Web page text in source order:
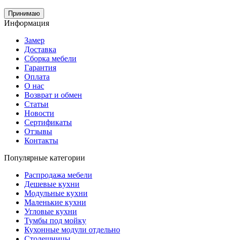
Принимаю
Информация
Замер
Доставка
Сборка мебели
Гарантия
Оплата
О нас
Возврат и обмен
Статьи
Новости
Сертификаты
Отзывы
Контакты
Популярные категории
Распродажа мебели
Дешевые кухни
Модульные кухни
Маленькие кухни
Угловые кухни
Тумбы под мойку
Кухонные модули отдельно